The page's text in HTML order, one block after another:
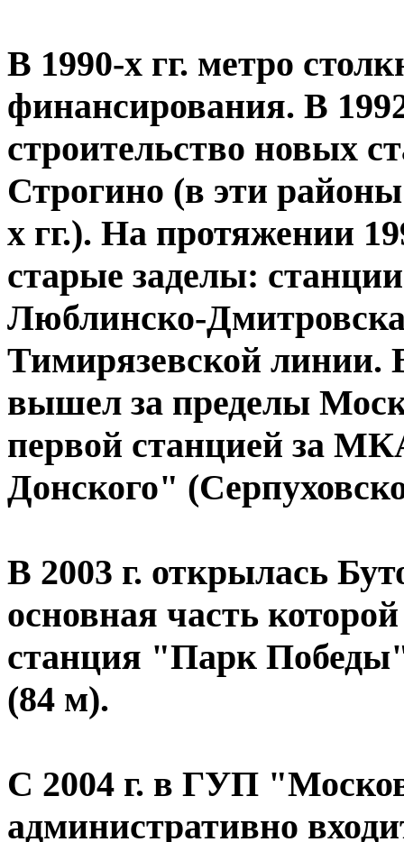
В 1990-х гг. метро
финансирования. В
строительство новых
Строгино (в эти
х гг.). На протяжении
старые заделы:
Люблинско-
Тимирязевской линии.
вышел за пределы
первой станцией за
Донского"
В 2003 г. открылась
основная часть
станция "Парк
(84 м).
С 2004 г. в ГУП
административно